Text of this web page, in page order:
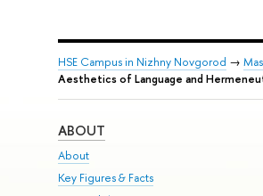
HSE Campus in Nizhny Novgorod →
Aesthetics of Language and
ABOUT
About
Key Figures & Facts